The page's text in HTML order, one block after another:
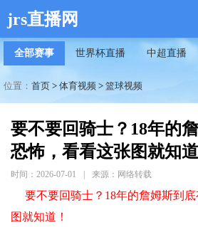
jrs直播网
全部赛事 世界杯直播 中超直播
位置： 首页 > 体育视频 > 篮球视频
要不要回骑士？18年的
恐怖，看看这张图就知道
时间：2026-07-01 来源：网络转载
要不要回骑士？18年的詹姆斯到
图就知道！